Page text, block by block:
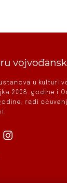
u kulturi
2008. godine i
radi